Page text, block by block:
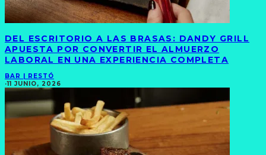
DEL ESCRITORIO A LAS BRASAS: DANDY GRILL
APUESTA POR CONVERTIR EL ALMUERZO
LABORAL EN UNA EXPERIENCIA COMPLETA
BAR | RESTÓ
·11 JUNIO, 2026